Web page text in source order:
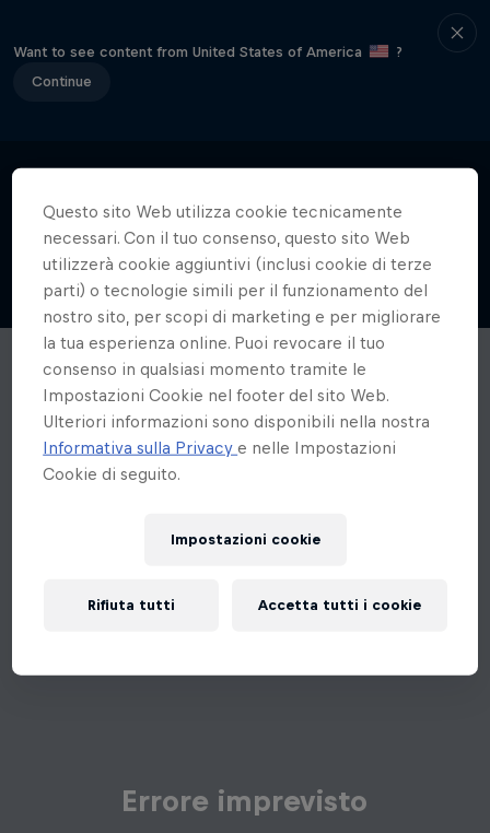
Want to see content from United States of America
?
Continue
Errore imprevisto
Questo sito Web utilizza cookie tecnicamente
necessari. Con il tuo consenso, questo sito Web
utilizzerà cookie aggiuntivi (inclusi cookie di terze
parti) o tecnologie simili per il funzionamento del
nostro sito, per scopi di marketing e per migliorare
la tua esperienza online. Puoi revocare il tuo
consenso in qualsiasi momento tramite le
Impostazioni Cookie nel footer del sito Web.
Ulteriori informazioni sono disponibili nella nostra
Informativa sulla Privacye nelle Impostazioni
Cookie di seguito.
Impostazioni cookie
Rifiuta tutti Accetta tutti i cookie